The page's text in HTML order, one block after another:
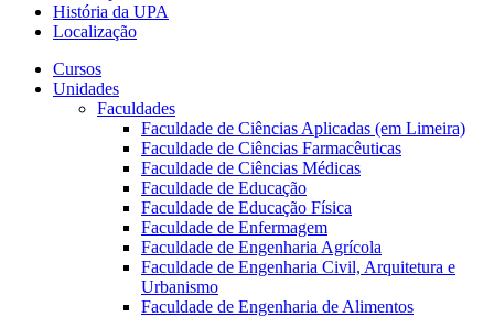
História da UPA
Localização
Cursos
Unidades
Faculdades
Faculdade de Ciências Aplicadas (em Limeira)
Faculdade de Ciências Farmacêuticas
Faculdade de Ciências Médicas
Faculdade de Educação
Faculdade de Educação Física
Faculdade de Enfermagem
Faculdade de Engenharia Agrícola
Faculdade de Engenharia Civil, Arquitetura e
Urbanismo
Faculdade de Engenharia de Alimentos